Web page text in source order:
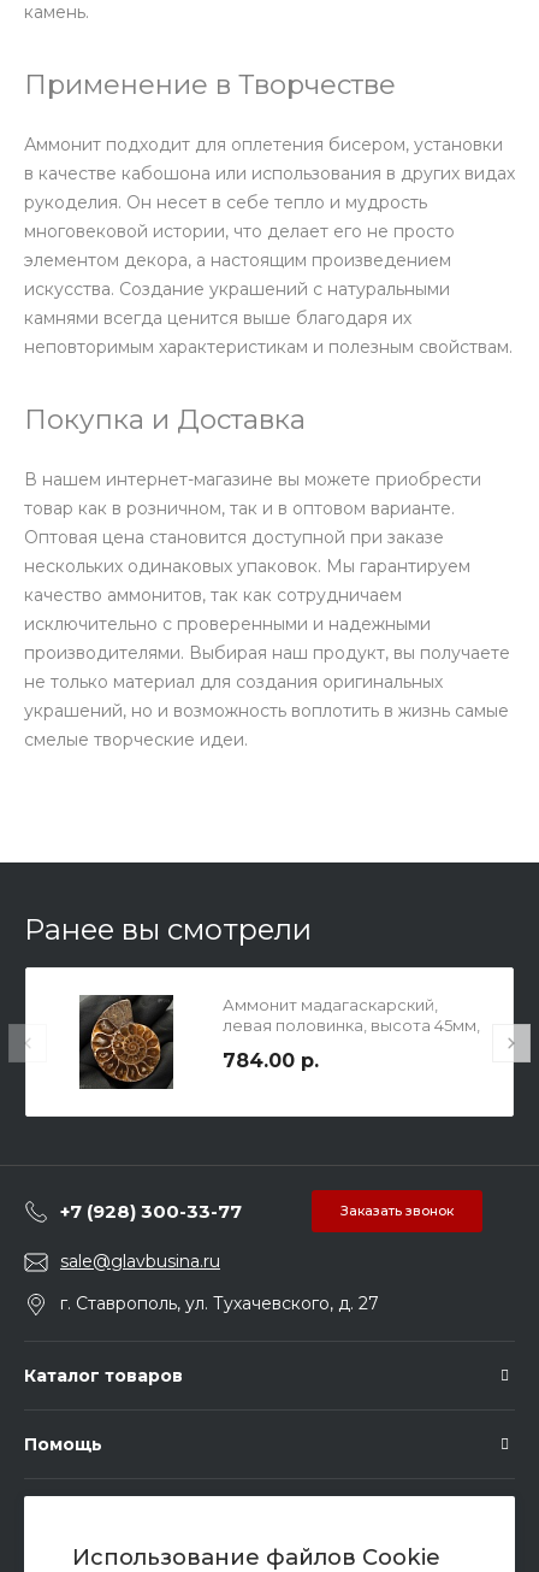
Использование файлов Cookie
камень.
Применение в Творчестве
Аммонит подходит для оплетения бисером, установки
в качестве кабошона или использования в других видах
рукоделия. Он несет в себе тепло и мудрость
многовековой истории, что делает его не просто
элементом декора, а настоящим произведением
искусства. Создание украшений с натуральными
камнями всегда ценится выше благодаря их
неповторимым характеристикам и полезным свойствам.
Покупка и Доставка
В нашем интернет-магазине вы можете приобрести
товар как в розничном, так и в оптовом варианте.
Оптовая цена становится доступной при заказе
нескольких одинаковых упаковок. Мы гарантируем
качество аммонитов, так как сотрудничаем
исключительно с проверенными и надежными
производителями. Выбирая наш продукт, вы получаете
не только материал для создания оригинальных
украшений, но и возможность воплотить в жизнь самые
смелые творческие идеи.
Ранее вы смотрели
Аммонит мадагаскарский,
левая половинка, высота 45мм,
784.00 р.
+7 (928) 300-33-77 Заказать звонок
sale@glavbusina.ru
г. Ставрополь, ул. Тухачевского, д. 27
Каталог товаров
Помощь